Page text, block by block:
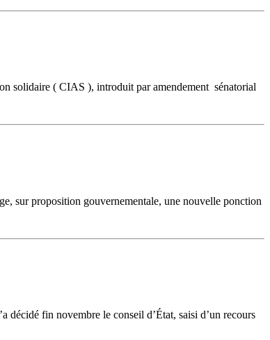
solidaire ( CIAS ), introduit par amendement sénatorial
sur proposition gouvernementale, une nouvelle ponction
décidé fin novembre le conseil d’État, saisi d’un recours